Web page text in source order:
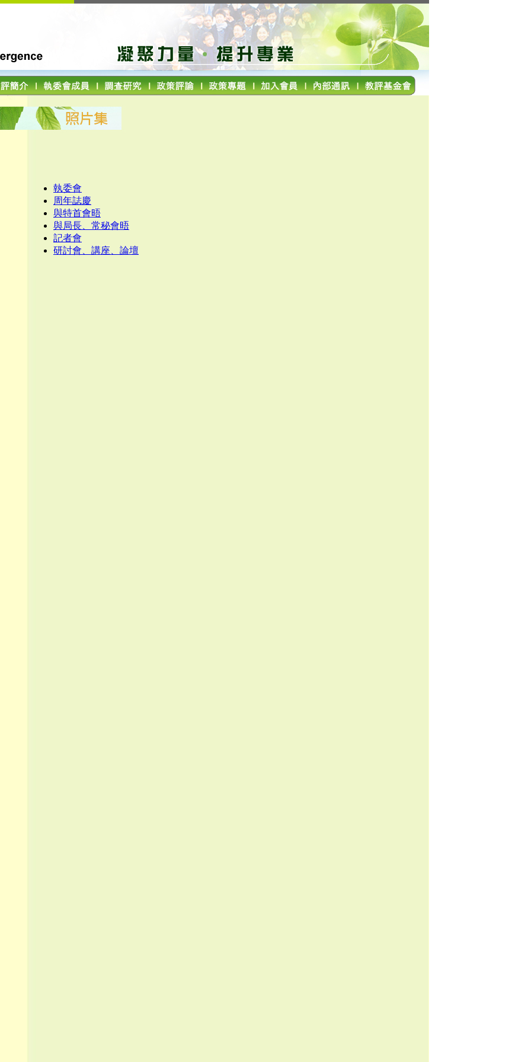
執委會
周年誌慶
與特首會晤
與局長、常秘會晤
記者會
研討會、講座、論壇